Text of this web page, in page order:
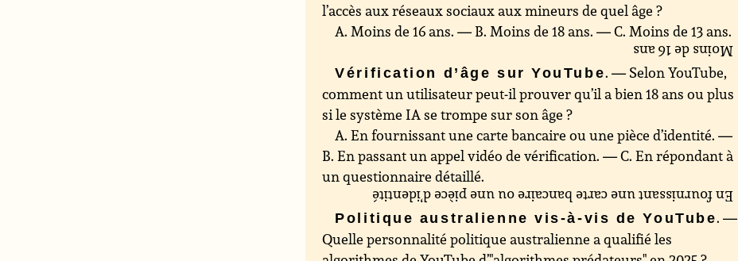
l’accès aux réseaux sociaux aux mineurs de quel âge ?
A. Moins de 16 ans. — B. Moins de 18 ans. — C. Moins de 13 ans.
Moins de 16 ans
Vérification d’âge sur YouTube. — Selon YouTube,
comment un utilisateur peut-il prouver qu’il a bien 18 ans ou plus
si le système IA se trompe sur son âge ?
A. En fournissant une carte bancaire ou une pièce d’identité. —
B. En passant un appel vidéo de vérification. — C. En répondant à
un questionnaire détaillé.
En fournissant une carte bancaire ou une pièce d’identité
Politique australienne vis-à-vis de YouTube. —
Quelle personnalité politique australienne a qualifié les